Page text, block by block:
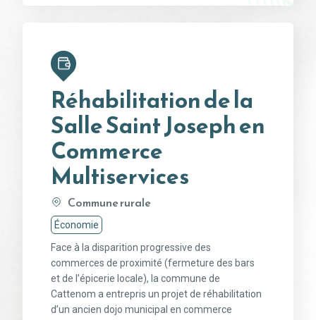
Réhabilitation de la
Salle Saint Joseph en
Commerce
Multiservices
Commune rurale
Économie
Face à la disparition progressive des
commerces de proximité (fermeture des bars
et de l’épicerie locale), la commune de
Cattenom a entrepris un projet de réhabilitation
d’un ancien dojo municipal en commerce